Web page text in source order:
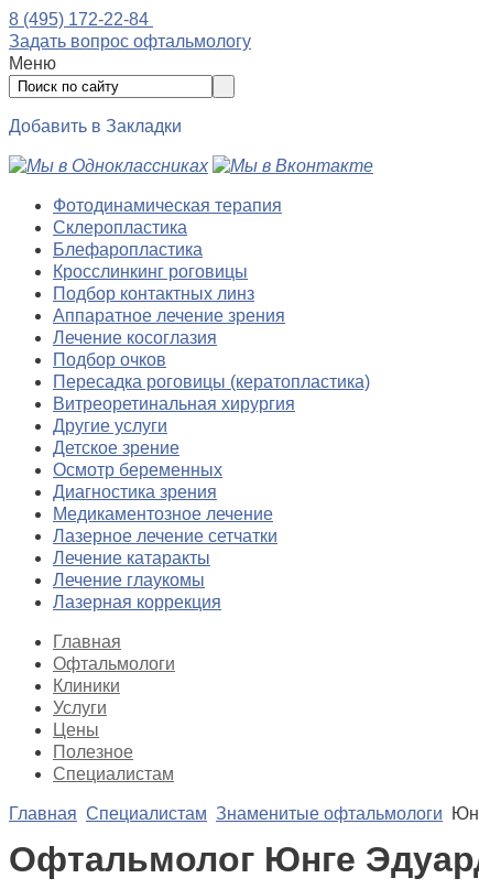
8 (495) 172-22-84
Задать вопрос офтальмологу
Меню
Добавить в Закладки
Фотодинамическая терапия
Склеропластика
Блефаропластика
Кросслинкинг роговицы
Подбор контактных линз
Аппаратное лечение зрения
Лечение косоглазия
Подбор очков
Пересадка роговицы (кератопластика)
Витреоретинальная хирургия
Другие услуги
Детское зрение
Осмотр беременных
Диагностика зрения
Медикаментозное лечение
Лазерное лечение сетчатки
Лечение катаракты
Лечение глаукомы
Лазерная коррекция
Главная
Офтальмологи
Клиники
Услуги
Цены
Полезное
Специалистам
Главная Специалистам Знаменитые офтальмологи
Офтальмолог Юнге